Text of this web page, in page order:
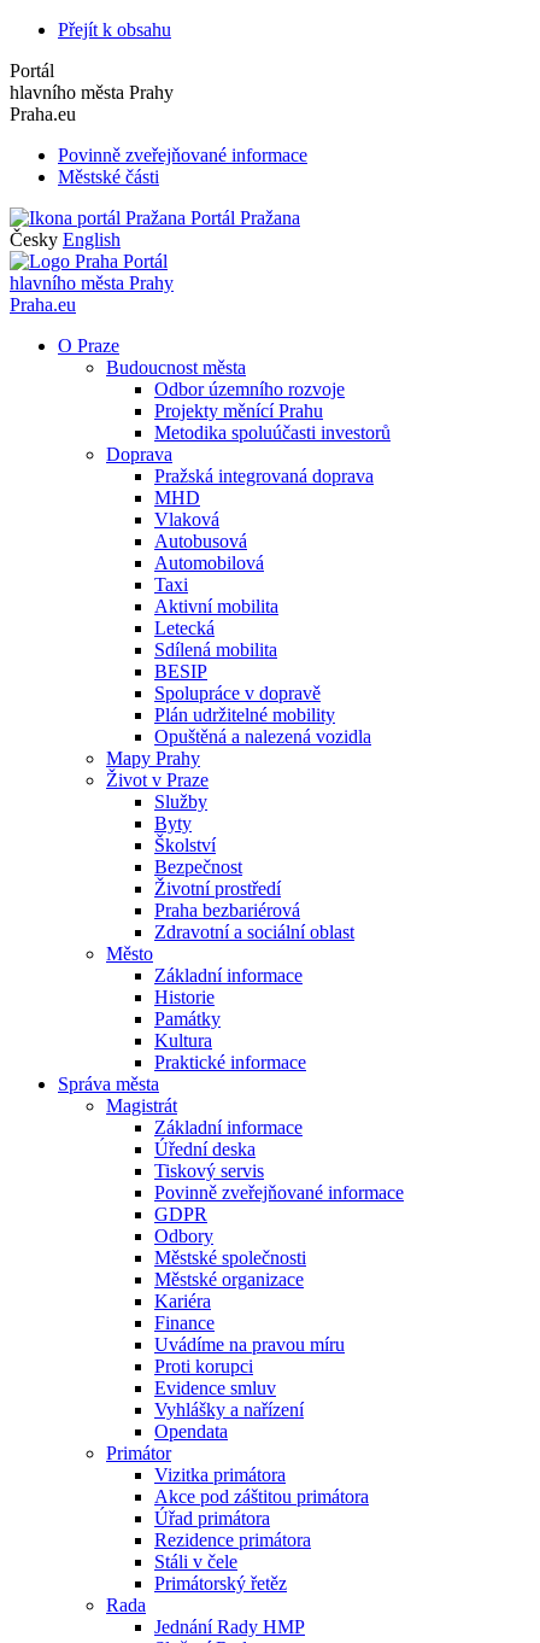
Přejít k obsahu
Portál
hlavního města Prahy
Praha.eu
Povinně zveřejňované informace
Městské části
Portál Pražana
Česky English
Portál
hlavního města Prahy
Praha.eu
O Praze
Budoucnost města
Odbor územního rozvoje
Projekty měnící Prahu
Metodika spoluúčasti investorů
Doprava
Pražská integrovaná doprava
MHD
Vlaková
Autobusová
Automobilová
Taxi
Aktivní mobilita
Letecká
Sdílená mobilita
BESIP
Spolupráce v dopravě
Plán udržitelné mobility
Opuštěná a nalezená vozidla
Mapy Prahy
Život v Praze
Služby
Byty
Školství
Bezpečnost
Životní prostředí
Praha bezbariérová
Zdravotní a sociální oblast
Město
Základní informace
Historie
Památky
Kultura
Praktické informace
Správa města
Magistrát
Základní informace
Úřední deska
Tiskový servis
Povinně zveřejňované informace
GDPR
Odbory
Městské společnosti
Městské organizace
Kariéra
Finance
Uvádíme na pravou míru
Proti korupci
Evidence smluv
Vyhlášky a nařízení
Opendata
Primátor
Vizitka primátora
Akce pod záštitou primátora
Úřad primátora
Rezidence primátora
Stáli v čele
Primátorský řetěz
Rada
Jednání Rady HMP